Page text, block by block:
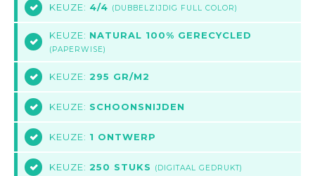
2 KEUZE: 4/4 (DUBBELZIJDIG FULL COLOR)
3
KEUZE: NATURAL 100% GERECYCLED
(PAPERWISE)
4 KEUZE: 295 GR/M2
5 KEUZE: SCHOONSNIJDEN
6 KEUZE: 1 ONTWERP
7 KEUZE: 250 STUKS (DIGITAAL GEDRUKT)